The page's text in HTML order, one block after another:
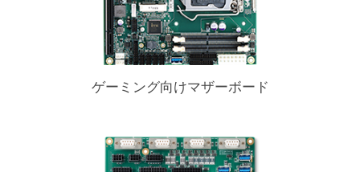
ゲーミング向けマザーボード